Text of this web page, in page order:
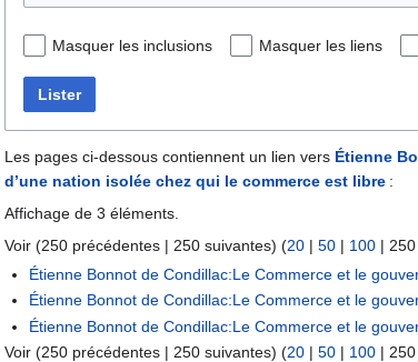
Masquer les inclusions Masquer les liens
Lister
Les pages ci-dessous contiennent un lien vers Étienne
d’une nation isolée chez qui le commerce est libre :
Affichage de 3 éléments.
Voir (250 précédentes | 250 suivantes) (20 | 50 | 100 | 250
Étienne Bonnot de Condillac:Le Commerce et le
Étienne Bonnot de Condillac:Le Commerce et le
Étienne Bonnot de Condillac:Le Commerce et le
Voir (250 précédentes | 250 suivantes) (20 | 50 | 100 | 250